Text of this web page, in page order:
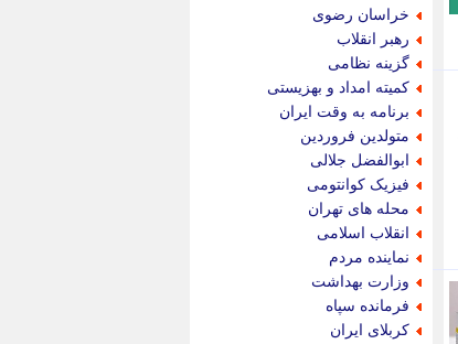
خراسان رضوی
رهبر انقلاب
گزینه نظامی
کمیته امداد و بهزیستی
برنامه به وقت ایران
متولدین فروردین
ابوالفضل جلالی
فیزیک کوانتومی
محله های تهران
انقلاب اسلامی
نماینده مردم
وزارت بهداشت
فرمانده سپاه
کربلای ایران